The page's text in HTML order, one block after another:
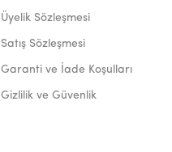
Üyelik Sözleşmesi
Satış Sözleşmesi
Garanti ve İade Koşulları
Gizlilik ve Güvenlik